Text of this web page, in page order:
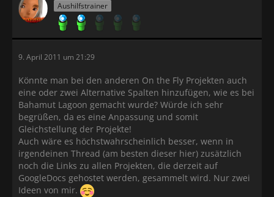
Aushilfstrainer
9. April 2011 um 21:29
Könnte man bei den anderen On the Fly Projekten auch
eine oder zwei Alternative Spalten hinzufügen, wie es bei
Bahamut Lagoon gemacht wurde? Würde ich sehr
begrüßen, da es eine Anpassung und somit
Gleichstellung der Projekte!
Auch wäre es höchstwahrscheinlich besser, wenn in
irgendeinen Thread (am besten dieser hier) zusätzlich
noch die Links zu allen Projekten, die derzeit auf
GoogleDocs gehostet werden, gesammelt wird. Nur zwei
Ideen von mir.